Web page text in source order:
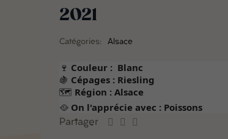
2021
Catégories: Alsace
🍷 Couleur : Blanc
🍇 Cépages : Riesling
🗺️ Région : Alsace
🥘 On l'apprécie avec : Poissons
Partager